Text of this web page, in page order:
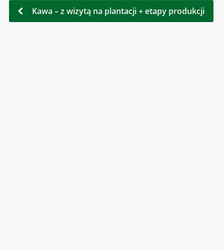
Kawa – z wizytą na plantacji + etapy produkcji